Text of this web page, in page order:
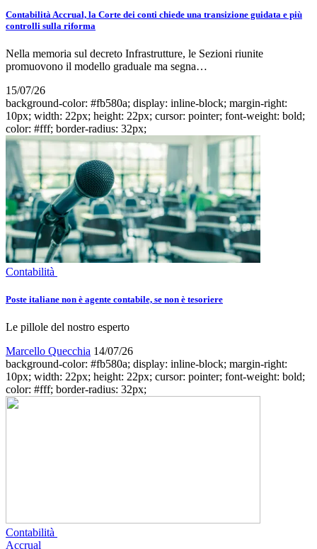
Contabilità Accrual, la Corte dei conti chiede una transizione guidata e più
controlli sulla riforma
Nella memoria sul decreto Infrastrutture, le Sezioni riunite
promuovono il modello graduale ma segna…
15/07/26
background-color: #fb580a; display: inline-block; margin-right:
10px; width: 22px; height: 22px; cursor: pointer; font-weight: bold;
color: #fff; border-radius: 32px;
Contabilità
Poste italiane non è agente contabile, se non è tesoriere
Le pillole del nostro esperto
Marcello Quecchia 14/07/26
background-color: #fb580a; display: inline-block; margin-right:
10px; width: 22px; height: 22px; cursor: pointer; font-weight: bold;
color: #fff; border-radius: 32px;
Contabilità
Accrual